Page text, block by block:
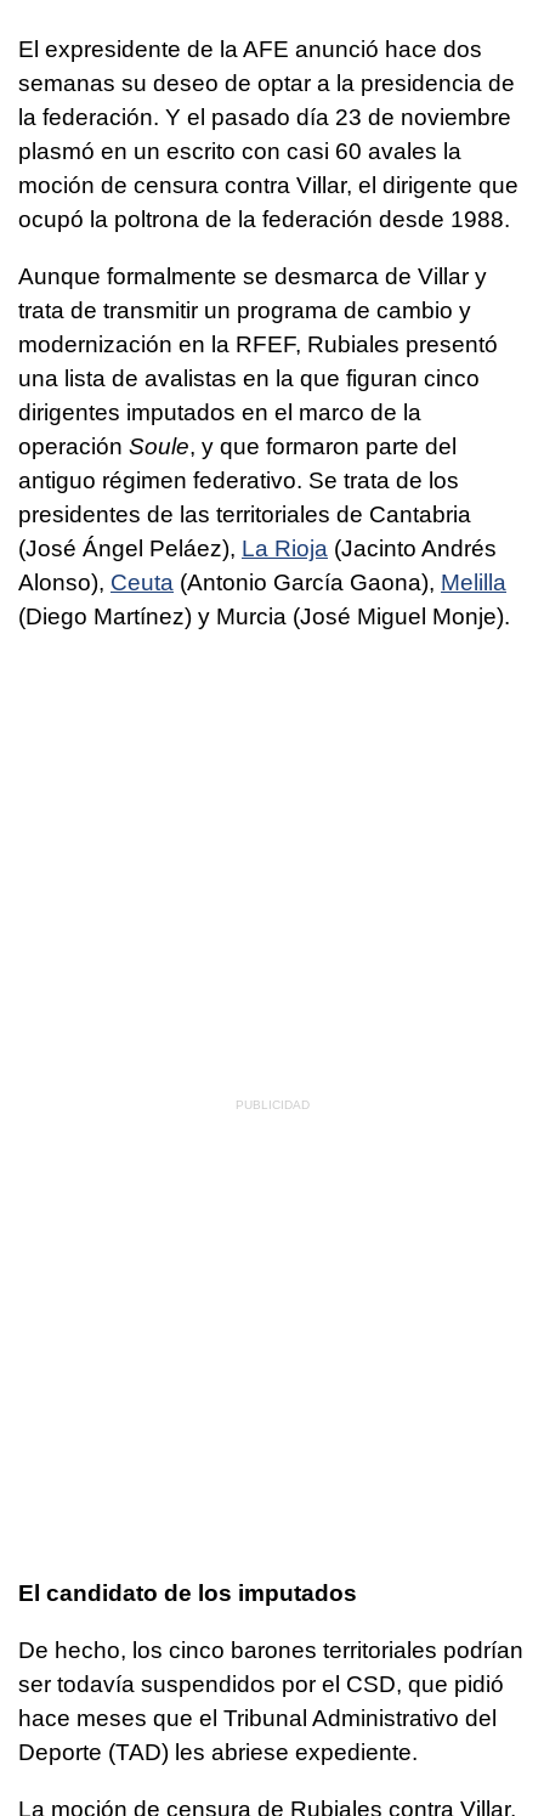
El expresidente de la AFE anunció hace dos
semanas su deseo de optar a la presidencia de
la federación. Y el pasado día 23 de noviembre
plasmó en un escrito con casi 60 avales la
moción de censura contra Villar, el dirigente que
ocupó la poltrona de la federación desde 1988.
Aunque formalmente se desmarca de Villar y
trata de transmitir un programa de cambio y
modernización en la RFEF, Rubiales presentó
una lista de avalistas en la que figuran cinco
dirigentes imputados en el marco de la
operación Soule, y que formaron parte del
antiguo régimen federativo. Se trata de los
presidentes de las territoriales de Cantabria
(José Ángel Peláez), La Rioja (Jacinto Andrés
Alonso), Ceuta (Antonio García Gaona), Melilla
(Diego Martínez) y Murcia (José Miguel Monje).
El candidato de los imputados
De hecho, los cinco barones territoriales podrían
ser todavía suspendidos por el CSD, que pidió
hace meses que el Tribunal Administrativo del
Deporte (TAD) les abriese expediente.
La moción de censura de Rubiales contra Villar,